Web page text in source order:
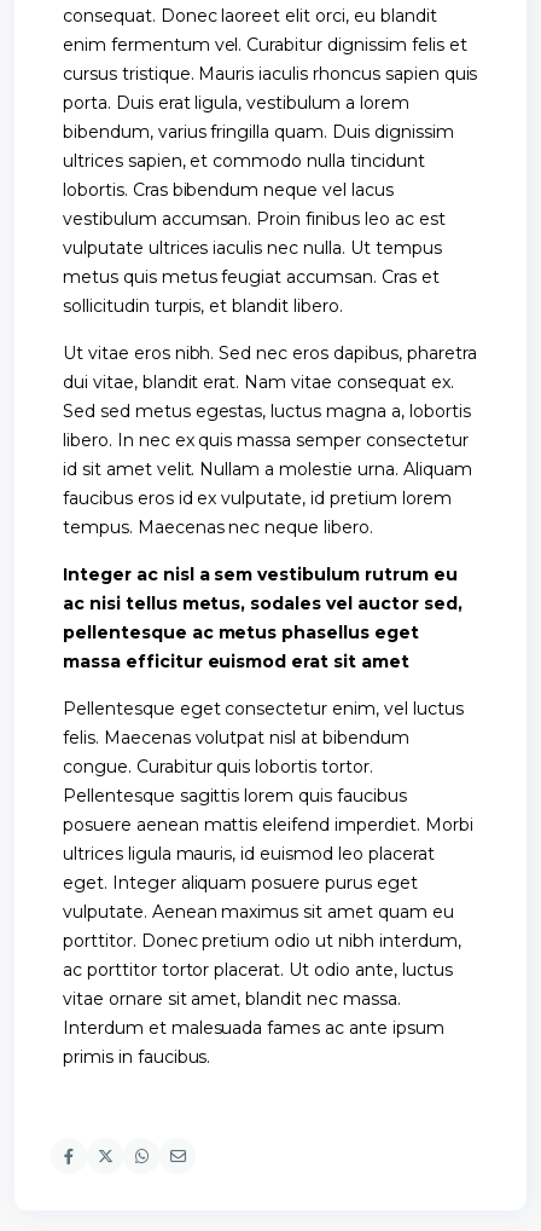
consequat. Donec laoreet elit orci, eu blandit
enim fermentum vel. Curabitur dignissim felis et
cursus tristique. Mauris iaculis rhoncus sapien quis
porta. Duis erat ligula, vestibulum a lorem
bibendum, varius fringilla quam. Duis dignissim
ultrices sapien, et commodo nulla tincidunt
lobortis. Cras bibendum neque vel lacus
vestibulum accumsan. Proin finibus leo ac est
vulputate ultrices iaculis nec nulla. Ut tempus
metus quis metus feugiat accumsan. Cras et
sollicitudin turpis, et blandit libero.
Ut vitae eros nibh. Sed nec eros dapibus, pharetra
dui vitae, blandit erat. Nam vitae consequat ex.
Sed sed metus egestas, luctus magna a, lobortis
libero. In nec ex quis massa semper consectetur
id sit amet velit. Nullam a molestie urna. Aliquam
faucibus eros id ex vulputate, id pretium lorem
tempus. Maecenas nec neque libero.
Integer ac nisl a sem vestibulum rutrum eu
ac nisi tellus metus, sodales vel auctor sed,
pellentesque ac metus phasellus eget
massa efficitur euismod erat sit amet
Pellentesque eget consectetur enim, vel luctus
felis. Maecenas volutpat nisl at bibendum
congue. Curabitur quis lobortis tortor.
Pellentesque sagittis lorem quis faucibus
posuere aenean mattis eleifend imperdiet. Morbi
ultrices ligula mauris, id euismod leo placerat
eget. Integer aliquam posuere purus eget
vulputate. Aenean maximus sit amet quam eu
porttitor. Donec pretium odio ut nibh interdum,
ac porttitor tortor placerat. Ut odio ante, luctus
vitae ornare sit amet, blandit nec massa.
Interdum et malesuada fames ac ante ipsum
primis in faucibus.